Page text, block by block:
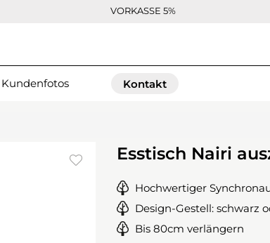
VORKASSE 5%
Kundenfotos Kontakt
Esstisch Nairi
Hochwertiger
Design-Gestell: schwarz
Bis 80cm verlängern